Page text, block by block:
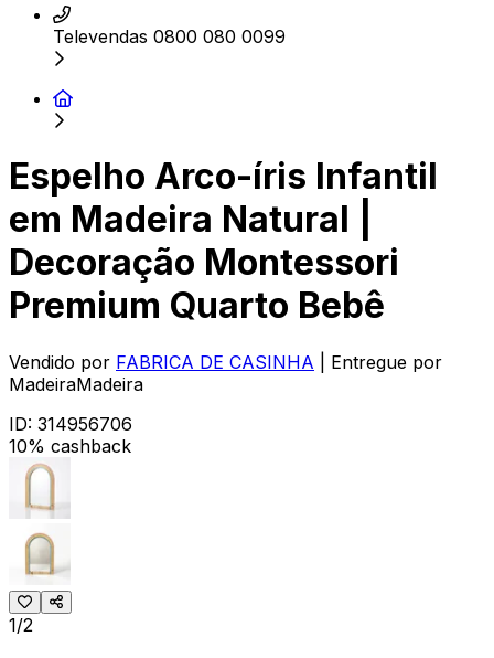
Televendas 0800 080 0099
Espelho Arco-íris Infantil
em Madeira Natural |
Decoração Montessori
Premium Quarto Bebê
Vendido por FABRICA DE CASINHA
| Entregue por
MadeiraMadeira
ID: 314956706
10% cashback
1/2